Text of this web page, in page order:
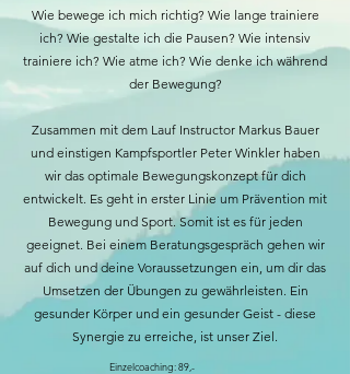
Wie bewege ich mich richtig? Wie lange trainiere
ich? Wie gestalte ich die Pausen? Wie intensiv
trainiere ich? Wie atme ich? Wie denke ich während
der Bewegung?
Zusammen mit dem Lauf Instructor Markus Bauer
und einstigen Kampfsportler Peter Winkler haben
wir das optimale Bewegungskonzept für dich
entwickelt. Es geht in erster Linie um Prävention mit
Bewegung und Sport. Somit ist es für jeden
geeignet. Bei einem Beratungsgespräch gehen wir
auf dich und deine Voraussetzungen ein, um dir das
Umsetzen der Übungen zu gewährleisten. Ein
gesunder Körper und ein gesunder Geist - diese
Synergie zu erreiche, ist unser Ziel.
Einzelcoaching: 89,-